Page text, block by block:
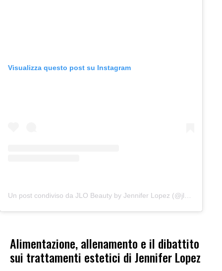
Visualizza questo post su Instagram
Alimentazione, allenamento e il dibattito
sui trattamenti estetici di Jennifer Lopez